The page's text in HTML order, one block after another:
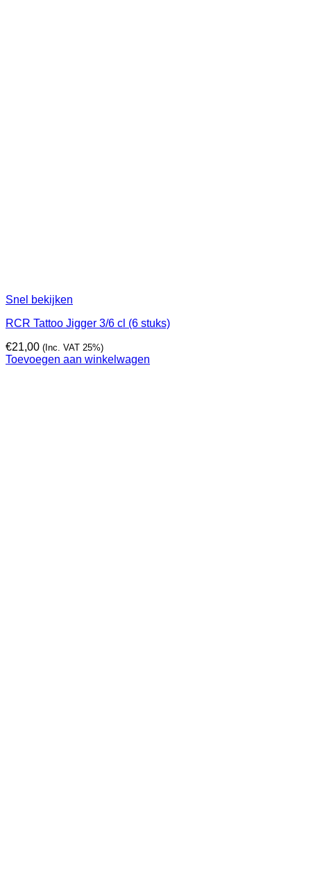
Snel bekijken
RCR Tattoo Jigger 3/6 cl (6 stuks)
€21,00 (Inc. VAT 25%)
Toevoegen aan winkelwagen